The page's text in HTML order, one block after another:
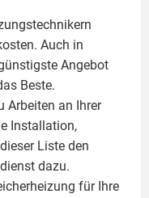
Auch in
Angebot
Beste.
Arbeiten an Ihrer
Installation,
Liste den
dazu.
für Ihre